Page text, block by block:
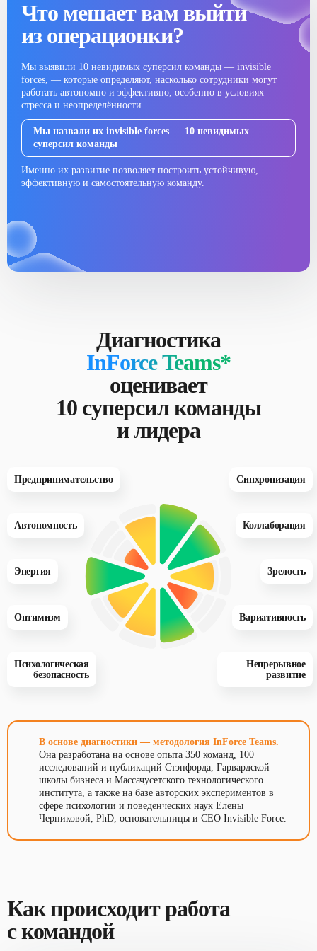
Что мешает вам выйти
из операционки?
Мы выявили 10 невидимых суперсил команды — invisible
forces, — которые определяют, насколько сотрудники могут
работать автономно и эффективно, особенно в условиях
стресса и неопределённости.
Мы назвали их invisible forces — 10 невидимых
суперсил команды
Именно их развитие позволяет построить устойчивую,
эффективную и самостоятельную команду.
Диагностика
InForce Teams*
оценивает
10 суперсил команды
и лидера
Синхронизация
Коллаборация
Зрелость
Вариативность
Непрерывное
развитие
Психологическая
безопасность
Оптимизм
Энергия
Автономность
Предпринимательство
В основе диагностики — методология InForce Teams.
Она разработана на основе опыта 350 команд, 100
исследований и публикаций Стэнфорда, Гарвардской
школы бизнеса и Массачусетского технологического
института, а также на базе авторских экспериментов в
сфере психологии и поведенческих наук Елены
Черниковой, PhD, основательницы и СЕО Invisible Force.
Как происходит работа
с командой